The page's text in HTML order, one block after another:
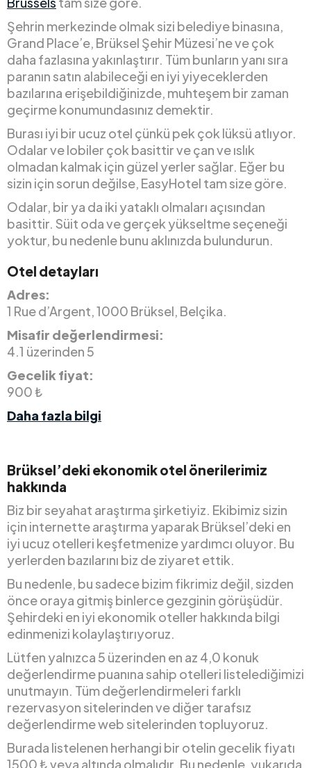
Şehrin merkezinde olmak sizi belediye binasına,
Grand Place’e, Brüksel Şehir Müzesi’ne ve çok
daha fazlasına yakınlaştırır. Tüm bunların yanı sıra
paranın satın alabileceği en iyi yiyeceklerden
bazılarına erişebildiğinizde, muhteşem bir zaman
geçirme konumundasınız demektir.
Burası iyi bir ucuz otel çünkü pek çok lüksü atlıyor.
Odalar ve lobiler çok basittir ve çan ve ıslık
olmadan kalmak için güzel yerler sağlar. Eğer bu
sizin için sorun değilse, EasyHotel tam size göre.
Odalar, bir ya da iki yataklı olmaları açısından
basittir. Süit oda ve gerçek yükseltme seçeneği
yoktur, bu nedenle bunu aklınızda bulundurun.
Otel detayları
Adres:
1 Rue d’Argent, 1000 Brüksel, Belçika.
Misafir değerlendirmesi:
4.1 üzerinden 5
Gecelik fiyat:
900 ₺
Daha fazla bilgi
Brüksel’deki ekonomik otel önerilerimiz
hakkında
Biz bir seyahat araştırma şirketiyiz. Ekibimiz sizin
için internette araştırma yaparak Brüksel’deki en
iyi ucuz otelleri keşfetmenize yardımcı oluyor. Bu
yerlerden bazılarını biz de ziyaret ettik.
Bu nedenle, bu sadece bizim fikrimiz değil, sizden
önce oraya gitmiş binlerce gezginin görüşüdür.
Şehirdeki en iyi ekonomik oteller hakkında bilgi
edinmenizi kolaylaştırıyoruz.
Lütfen yalnızca 5 üzerinden en az 4,0 konuk
değerlendirme puanına sahip otelleri listelediğimizi
unutmayın. Tüm değerlendirmeleri farklı
rezervasyon sitelerinden ve diğer tarafsız
değerlendirme web sitelerinden topluyoruz.
Burada listelenen herhangi bir otelin gecelik fiyatı
1500 ₺ veya altında olmalıdır. Bu nedenle, yukarıda